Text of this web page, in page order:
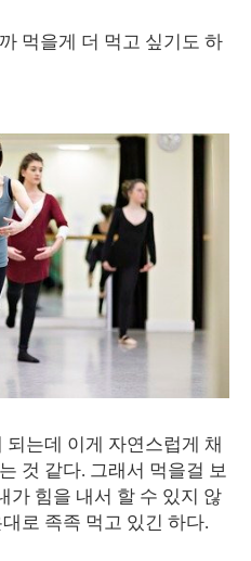
먹을게 더 먹고 싶기도 하
는데 이게 자연스럽게 채
것 같다. 그래서 먹을걸 보
가 힘을 내서 할 수 있지 않
로 족족 먹고 있긴 하다.